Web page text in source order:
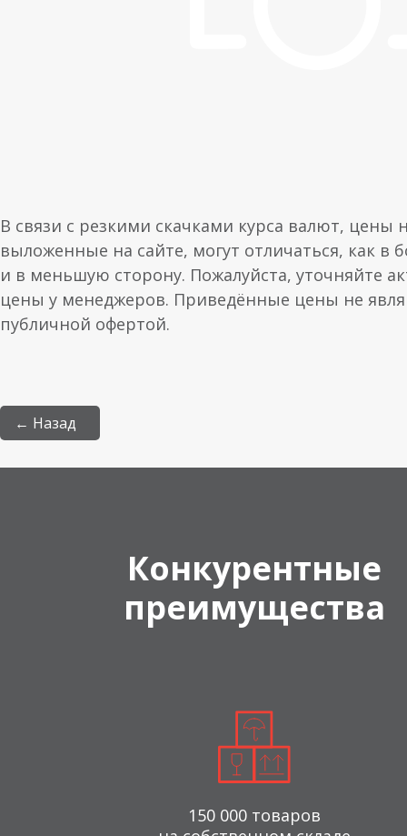
В связи с резкими скачками курса валют, цены
выложенные на сайте, могут отличаться, как в
и в меньшую сторону. Пожалуйста, уточняйте
цены у менеджеров. Приведённые цены не
публичной офертой.
← Назад
Конкурентные
преимущества
150 000 товаров